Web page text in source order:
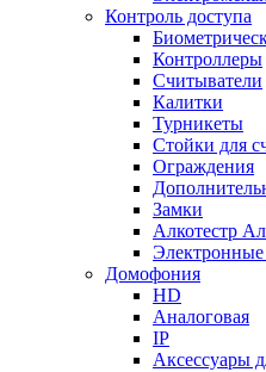
Контроль доступа
Контроллеры
Считыватели
Калитки
Турникеты
Стойки для
Ограждения
Замки
Алкотестр
Домофония
HD
Аналоговая
IP
Аксессуары